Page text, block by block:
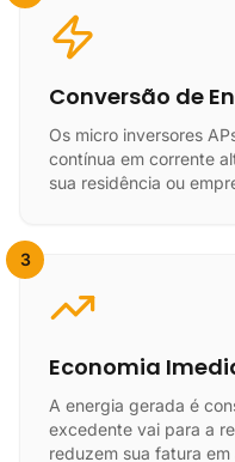
Conversão de
Os micro inversores
contínua em corrente
sua residência ou
3
Economia
A energia gerada é
excedente vai para a
reduzem sua fatura